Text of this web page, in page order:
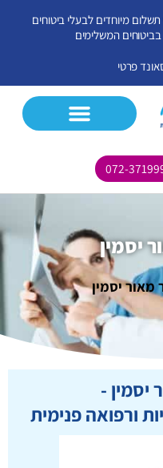
מיוחדים לבעלי ביטוחים
בביטוחים המשלימים
פרטי
יסמין
מאור יסמין
יסמין -
ורפואה פנימית